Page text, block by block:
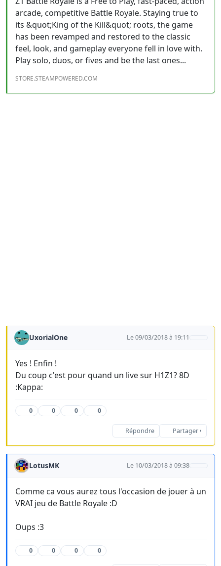
arcade, competitive Battle Royale. Staying true to
its &quot;King of the Kill&quot; roots, the game
has been revamped and restored to the classic
feel, look, and gameplay everyone fell in love with.
Play solo, duos, or fives and be the last ones...
STORE.STEAMPOWERED.COM
UxorialOne Le 09/03/2018 à 19:11
Yes ! Enfin !
Du coup c'est pour quand un live sur H1Z1? 8D
:Kappa:
0 0 0 0
Répondre Partager
LotusMK Le 10/03/2018 à 09:38
Comme ca vous aurez tous l'occasion de jouer à un
VRAI jeu de Battle Royale :D
Oups :3
0 0 0 0